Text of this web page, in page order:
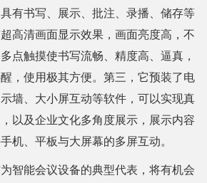
有书写、展示、批注、录播、储存等
高清画面显示效果，画面亮度高，不
点触摸使书写流畅、精度高、逼真，
，使用极其方便。第三，它预装了电
墙、大小屏互动等软件，可以实现真
以及企业文化多角度展示，展示内容
机、平板与大屏幕的多屏互动。
智能会议设备的典型代表，将有机会